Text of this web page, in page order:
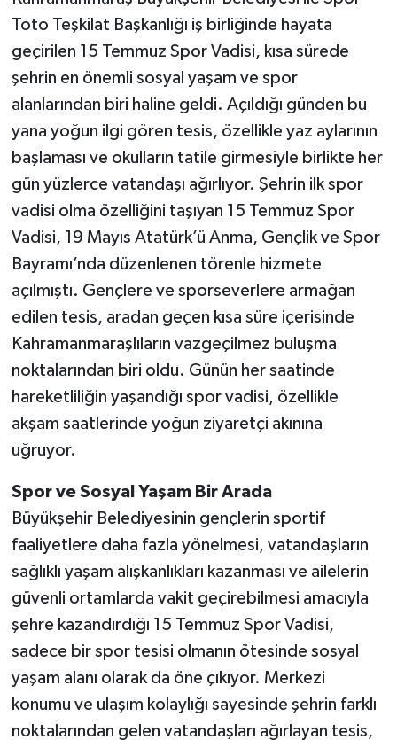
Toto Teşkilat Başkanlığı iş birliğinde hayata
geçirilen 15 Temmuz Spor Vadisi, kısa sürede
şehrin en önemli sosyal yaşam ve spor
alanlarından biri haline geldi. Açıldığı günden bu
yana yoğun ilgi gören tesis, özellikle yaz aylarının
başlaması ve okulların tatile girmesiyle birlikte her
gün yüzlerce vatandaşı ağırlıyor. Şehrin ilk spor
vadisi olma özelliğini taşıyan 15 Temmuz Spor
Vadisi, 19 Mayıs Atatürk’ü Anma, Gençlik ve Spor
Bayramı’nda düzenlenen törenle hizmete
açılmıştı. Gençlere ve sporseverlere armağan
edilen tesis, aradan geçen kısa süre içerisinde
Kahramanmaraşlıların vazgeçilmez buluşma
noktalarından biri oldu. Günün her saatinde
hareketliliğin yaşandığı spor vadisi, özellikle
akşam saatlerinde yoğun ziyaretçi akınına
uğruyor.
Spor ve Sosyal Yaşam Bir Arada
Büyükşehir Belediyesinin gençlerin sportif
faaliyetlere daha fazla yönelmesi, vatandaşların
sağlıklı yaşam alışkanlıkları kazanması ve ailelerin
güvenli ortamlarda vakit geçirebilmesi amacıyla
şehre kazandırdığı 15 Temmuz Spor Vadisi,
sadece bir spor tesisi olmanın ötesinde sosyal
yaşam alanı olarak da öne çıkıyor. Merkezi
konumu ve ulaşım kolaylığı sayesinde şehrin farklı
noktalarından gelen vatandaşları ağırlayan tesis,